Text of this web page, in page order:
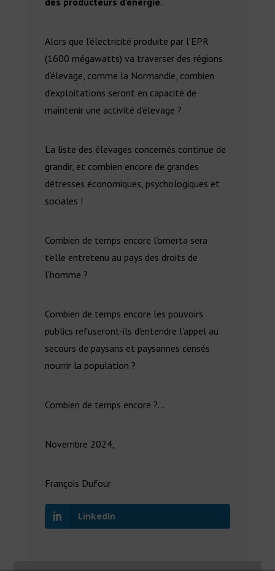
Alors que l’électricité produite par l’EPR
(1600 mégawatts) va traverser des régions
d’élevage, comme la Normandie, combien
d’exploitations seront en capacité de
maintenir une activité d’élevage ?
La liste des élevages concernés continue de
grandir, et combien encore de grandes
détresses économiques, psychologiques et
sociales !
Combien de temps encore l’omerta sera
t’elle entretenu au pays des droits de
l’homme ?
Combien de temps encore les pouvoirs
publics refuseront-ils d’entendre l’appel au
secours de paysans et paysannes censés
nourrir la population ?
Combien de temps encore ?…
Novembre 2024,
François Dufour
LinkedIn